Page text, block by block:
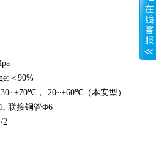
＜90%
，-20~+60℃（本安型）
联接铜管Φ6
2